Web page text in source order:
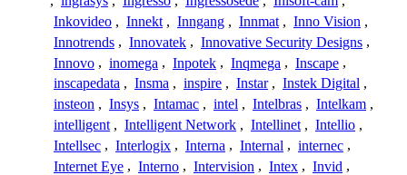
Inkovideo , Innekt , Inngang , Innmat , Inno Vision ,
Innotrends , Innovatek , Innovative Security Designs ,
Innovo , inomega , Inpotek , Inqmega , Inscape ,
inscapedata , Insma , inspire , Instar , Instek Digital ,
insteon , Insys , Intamac , intel , Intelbras , Intelkam ,
intelligent , Intelligent Network , Intellinet , Intellio ,
Intellsec , Interlogix , Interna , Internal , internec ,
Internet Eye , Interno , Intervision , Intex , Invid ,